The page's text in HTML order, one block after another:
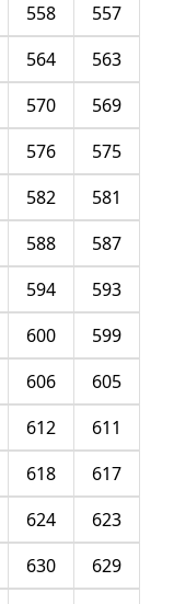
557
558
563
564
569
570
575
576
581
582
587
588
593
594
599
600
605
606
611
612
617
618
623
624
629
630